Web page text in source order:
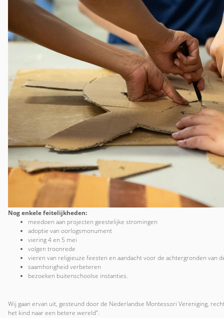
Nog enkele feitelijkheden:
meedoen aan projecten geestelijke stromingen
adoptie van oorlogsmonument
viering 4 en 5 mei
volgen troonrede
vieren van religieuze feesten en aandacht voor de achtergronden van
saamhorigheid verbeteren
bezoeken buitenschoolse instanties.
Wij gaan ervan uit, gesteund door de Nederlandse Montessori Vereniging,
het kind naar een betere wereld”.